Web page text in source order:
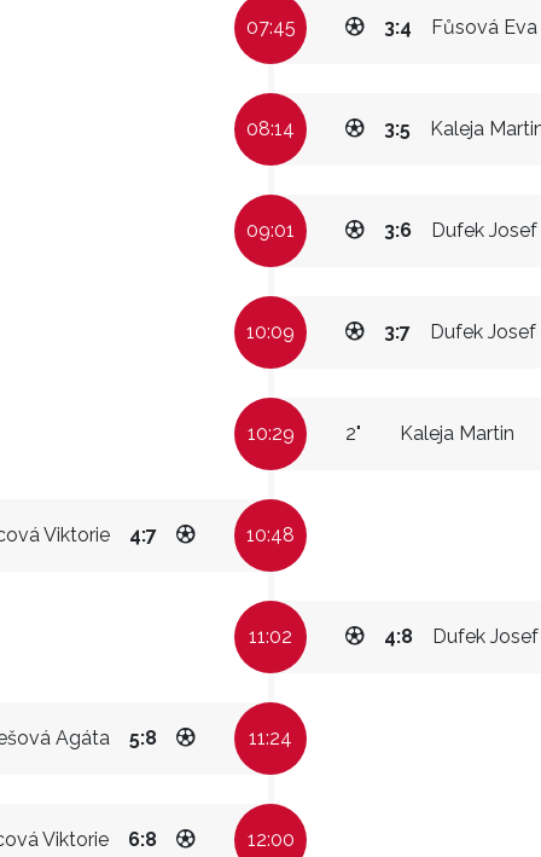
07:45 Fůsová Eva
3:4
08:14 Kaleja
3:5
09:01 Dufek Josef
3:6
10:09 Dufek Josef
3:7
10:29 Kaleja Martin
2"
Viktorie 4:7 10:48
11:02 Dufek Josef
4:8
Agáta 5:8 11:24
Viktorie 6:8 12:00